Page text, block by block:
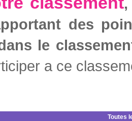
des
le
a ce
Toutes